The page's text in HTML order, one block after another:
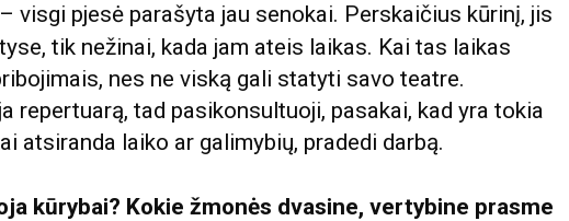
visgi pjesė parašyta jau senokai. Perskaičius kūrinį, jis
tik nežinai, kada jam ateis laikas. Kai tas laikas
nes ne viską gali statyti savo teatre.
repertuarą, tad pasikonsultuoji, pasakai, kad yra tokia
atsiranda laiko ar galimybių, pradedi darbą.
kūrybai? Kokie žmonės dvasine, vertybine prasme